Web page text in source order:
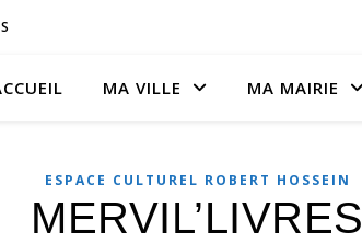
MA VILLE MA MAIRIE
ESPACE CULTUREL ROBERT HOSSEIN
MERVIL’LIVRES